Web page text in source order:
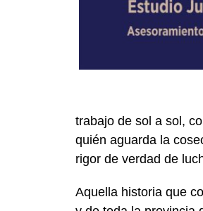
trabajo de sol a sol,
quién aguarda la
rigor de verdad de
Aquella historia que